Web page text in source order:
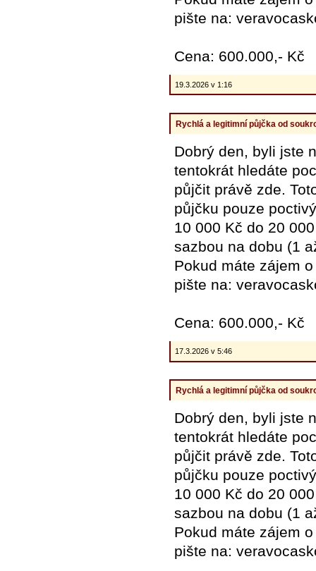
pište na:
Cena: 600.000,- Kč
19.3.2026 v 1:16
Rychlá a legitimní půjčka od
Dobrý den, byli jste
tentokrát hledáte
půjčit právě zde.
půjčku pouze
10 000 Kč do 20
sazbou na dobu (1
Pokud máte zájem
pište na:
Cena: 600.000,- Kč
17.3.2026 v 5:46
Rychlá a legitimní půjčka od
Dobrý den, byli jste
tentokrát hledáte
půjčit právě zde.
půjčku pouze
10 000 Kč do 20
sazbou na dobu (1
Pokud máte zájem
pište na: